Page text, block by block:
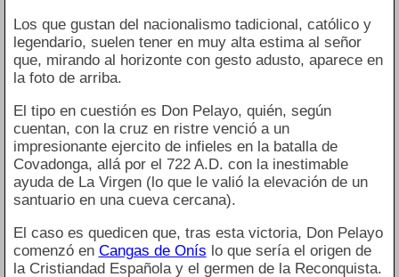
Los que gustan del nacionalismo tadicional, católico y
legendario, suelen tener en muy alta estima al señor
que, mirando al horizonte con gesto adusto, aparece en
la foto de arriba.
El tipo en cuestión es Don Pelayo, quién, según
cuentan, con la cruz en ristre venció a un
impresionante ejercito de infieles en la batalla de
Covadonga, allá por el 722 A.D. con la inestimable
ayuda de La Virgen (lo que le valió la elevación de un
santuario en una cueva cercana).
El caso es quedicen que, tras esta victoria, Don Pelayo
comenzó en Cangas de Onís lo que sería el origen de
la Cristiandad Española y el germen de la Reconquista.